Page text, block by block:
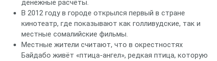
денежные расчёты.
В 2012 году в городе открылся первый в стране
кинотеатр, где показывают как голливудские, так и
местные сомалийские фильмы.
Местные жители считают, что в окрестностях
Байдабо живёт «птица-ангел», редкая птица, которую